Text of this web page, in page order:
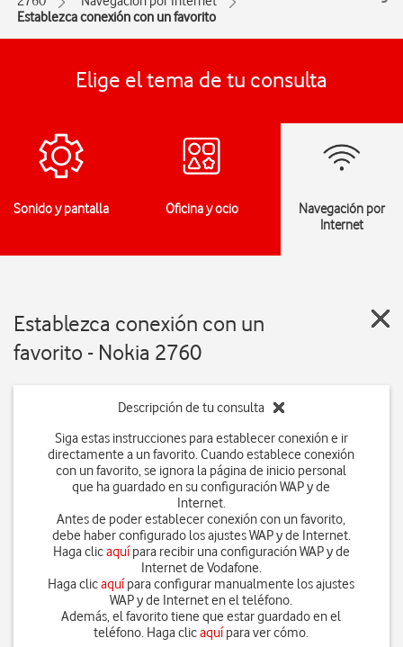
Establezca conexión con un favorito
Elige el tema de tu consulta
Sonido y pantalla Oficina y ocio
Navegación por
Internet
Establezca conexión con un
favorito - Nokia 2760
Descripción de tu consulta
Siga estas instrucciones para establecer conexión e ir
directamente a un favorito. Cuando establece conexión
con un favorito, se ignora la página de inicio personal
que ha guardado en su configuración WAP y de
Internet.
Antes de poder establecer conexión con un favorito,
debe haber configurado los ajustes WAP y de Internet.
Haga clicaquípara recibir una configuración WAP y de
Internet de Vodafone.
Haga clicaquípara configurar manualmente los ajustes
WAP y de Internet en el teléfono.
Además, el favorito tiene que estar guardado en el
teléfono. Haga clicaquípara ver cómo.